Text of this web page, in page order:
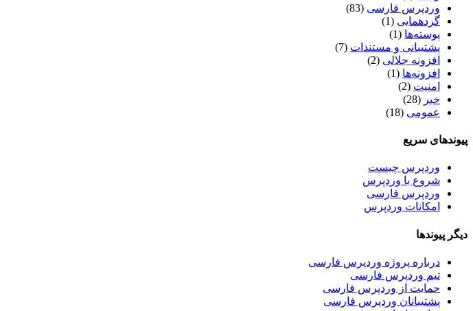
وردپرس فارسی (83)
گردهمایی (1)
پوسته‌ها (1)
پشتیبانی و مستندات (7)
افزونه جلالی (2)
افزونه‌ها (1)
امنیت (2)
خبر (28)
عمومی (18)
پیوندهای سریع
وردپرس چیست
شروع با وردپرس
وردپرس فارسی
امکانات وردپرس
دیگر پیوندها
درباره پروژه وردپرس فارسی
تیم وردپرس فارسی
حمایت از وردپرس فارسی
پشتیبانان وردپرس فارسی